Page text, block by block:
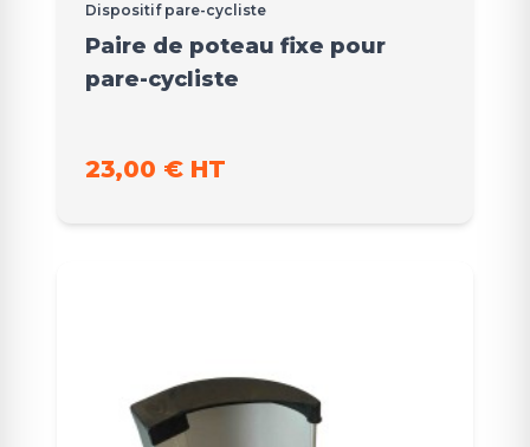
Dispositif pare-cycliste
Paire de poteau fixe pour
pare-cycliste
23,00 € HT